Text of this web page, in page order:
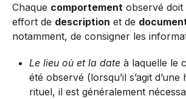
Chaque comportement observé doit
effort de description et de
notamment, de consigner les
Le lieu où et la date à laquelle le
été observé (lorsqu’il s’agit d’une
rituel, il est généralement